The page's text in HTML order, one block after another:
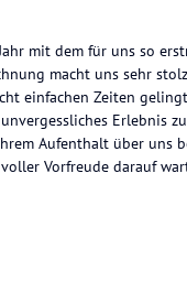
mit dem für uns so
macht uns sehr
einfachen Zeiten
Erlebnis
Aufenthalt über uns
Vorfreude darauf